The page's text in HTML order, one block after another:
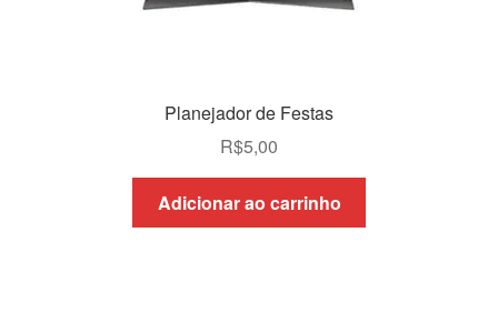
Planejador de Festas
R$5,00
Adicionar ao carrinho